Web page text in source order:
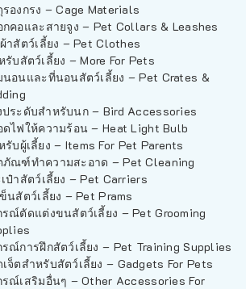
องกรง – Cage Materials
คอและสายจูง – Pet Collars & Leashes
าสัตว์เลี้ยง – Pet Clothes
บสัตว์เลี้ยง – More For Pets
อนและที่นอนสัตว์เลี้ยง – Pet Crates &
ระดับสำหรับนก – Bird Accessories
ไฟให้ความร้อน – Heat Light Bulb
บผู้เลี้ยง – Items For Pet Parents
ภัณฑ์ทำความสะอาด – Pet Cleaning
ป๋าสัตว์เลี้ยง – Pet Carriers
นสัตว์เลี้ยง – Pet Prams
รณ์ตัดแต่งขนสัตว์เลี้ยง – Pet Grooming
รณ์การฝึกสัตว์เลี้ยง – Pet Training Supplies
จ็ตสำหรับสัตว์เลี้ยง – Gadgets For Pets
รณ์เสริมอื่นๆ – Other Accessories For